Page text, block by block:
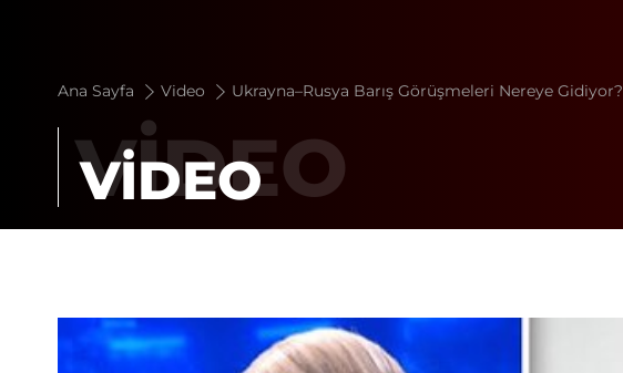
Ana Sayfa Video Ukrayna–Rusya Barış Görüşmeleri Nereye Gidiyor?
VİDEO